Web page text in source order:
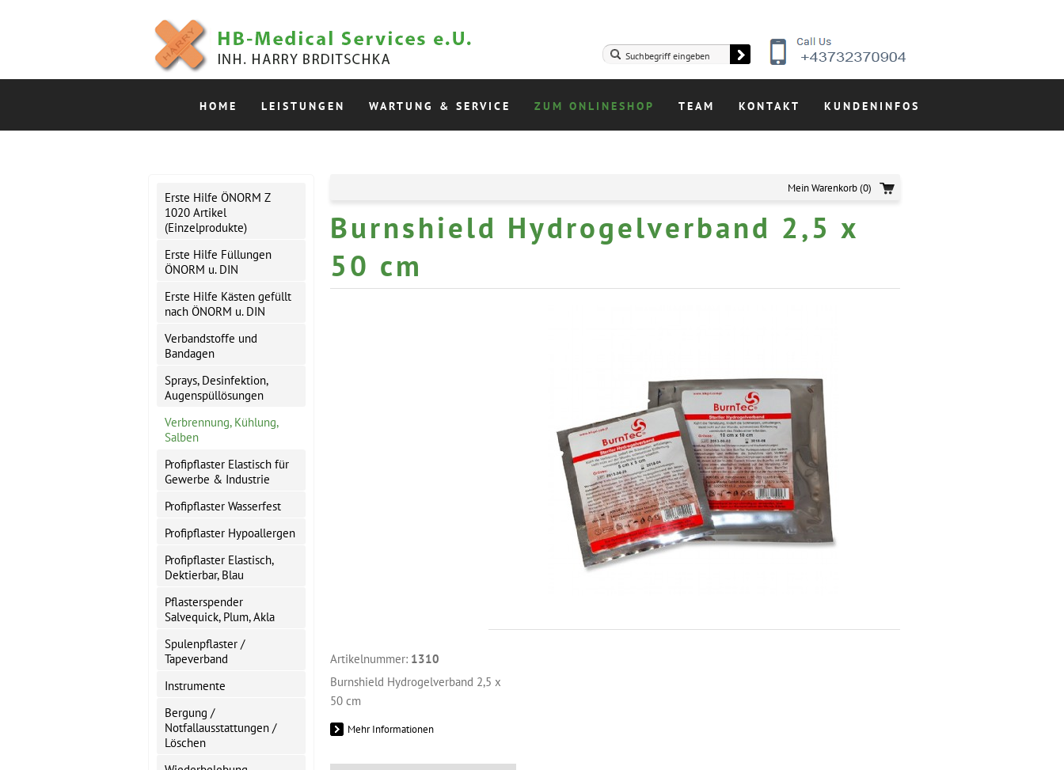
HOME LEISTUNGEN WARTUNG & SERVICE ZUM ONLINESHOP TEAM KONTAKT KUNDENINFOS
Erste Hilfe ÖNORM Z
1020 Artikel
(Einzelprodukte)
Erste Hilfe Füllungen
ÖNORM u. DIN
Erste Hilfe Kästen gefüllt
nach ÖNORM u. DIN
Verbandstoffe und
Bandagen
Sprays, Desinfektion,
Augenspüllösungen
Verbrennung, Kühlung,
Salben
Profipflaster Elastisch für
Gewerbe & Industrie
Profipflaster Wasserfest
Profipflaster Hypoallergen
Profipflaster Elastisch,
Dektierbar, Blau
Pflasterspender
Salvequick, Plum, Akla
Spulenpflaster /
Tapeverband
Instrumente
Bergung /
Notfallausstattungen /
Löschen
Mein Warenkorb(0)
Burnshield Hydrogelverband 2,5 x
50 cm
Artikelnummer: 1310
Burnshield Hydrogelverband 2,5 x
50 cm
Mehr Informationen